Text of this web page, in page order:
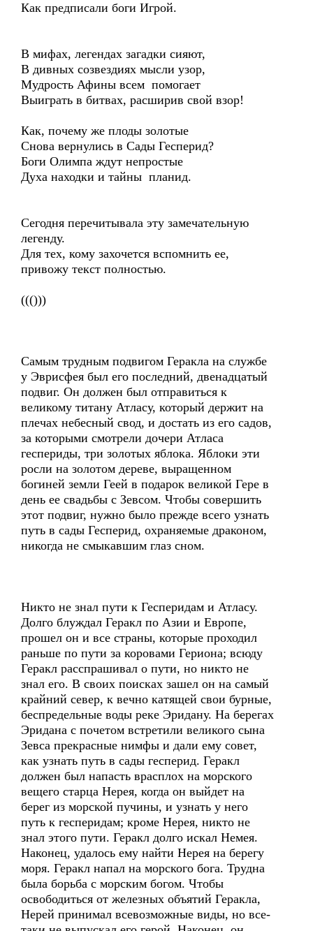
Как предписали боги Игрой.
В мифах, легендах загадки сияют,
В дивных созвездиях мысли узор,
Мудрость Афины всем помогает
Выиграть в битвах, расширив свой взор!
Как, почему же плоды золотые
Снова вернулись в Сады Гесперид?
Боги Олимпа ждут непростые
Духа находки и тайны планид.
Сегодня перечитывала эту замечательную
легенду.
Для тех, кому захочется вспомнить ее,
привожу текст полностью.
((()))
Самым трудным подвигом Геракла на службе
у Эврисфея был его последний, двенадцатый
подвиг. Он должен был отправиться к
великому титану Атласу, который держит на
плечах небесный свод, и достать из его садов,
за которыми смотрели дочери Атласа
геспериды, три золотых яблока. Яблоки эти
росли на золотом дереве, выращенном
богиней земли Геей в подарок великой Гере в
день ее свадьбы с Зевсом. Чтобы совершить
этот подвиг, нужно было прежде всего узнать
путь в сады Гесперид, охраняемые драконом,
никогда не смыкавшим глаз сном.
Никто не знал пути к Гесперидам и Атласу.
Долго блуждал Геракл по Азии и Европе,
прошел он и все страны, которые проходил
раньше по пути за коровами Гериона; всюду
Геракл расспрашивал о пути, но никто не
знал его. В своих поисках зашел он на самый
крайний север, к вечно катящей свои бурные,
беспредельные воды реке Эридану. На берегах
Эридана с почетом встретили великого сына
Зевса прекрасные нимфы и дали ему совет,
как узнать путь в сады гесперид. Геракл
должен был напасть врасплох на морского
вещего старца Нерея, когда он выйдет на
берег из морской пучины, и узнать у него
путь к гесперидам; кроме Нерея, никто не
знал этого пути. Геракл долго искал Немея.
Наконец, удалось ему найти Нерея на берегу
моря. Геракл напал на морского бога. Трудна
была борьба с морским богом. Чтобы
освободиться от железных объятий Геракла,
Нерей принимал всевозможные виды, но все-